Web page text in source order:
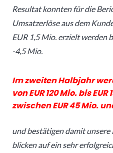
Resultat konnten für die
Umsatzerlöse aus dem
EUR 1,5 Mio. erzielt werden
-4,5 Mio.
Im zweiten Halbjahr
von EUR 120 Mio. bis
zwischen EUR 45 Mio.
und bestätigen damit unsere
blicken auf ein sehr